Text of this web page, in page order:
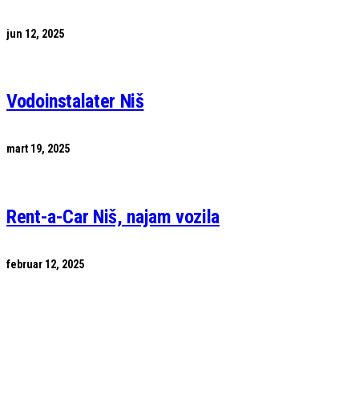
jun 12, 2025
Vodoinstalater Niš
mart 19, 2025
Rent-a-Car Niš, najam vozila
februar 12, 2025